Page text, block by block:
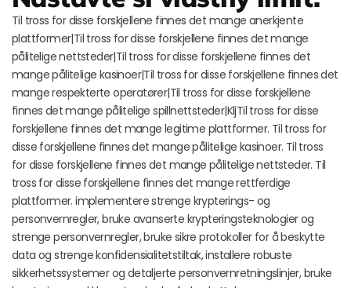
Til tross for disse forskjellene finnes det mange anerkjente
plattformer|Til tross for disse forskjellene finnes det mange
pålitelige nettsteder|Til tross for disse forskjellene finnes det
mange pålitelige kasinoer|Til tross for disse forskjellene finnes det
mange respekterte operatører|Til tross for disse forskjellene
finnes det mange pålitelige spillnettsteder|KljTil tross for disse
forskjellene finnes det mange legitime plattformer. Til tross for
disse forskjellene finnes det mange pålitelige kasinoer. Til tross
for disse forskjellene finnes det mange pålitelige nettsteder. Til
tross for disse forskjellene finnes det mange rettferdige
plattformer. implementere strenge krypterings- og
personvernregler, bruke avanserte krypteringsteknologier og
strenge personvernregler, bruke sikre protokoller for å beskytte
data og strenge konfidensialitetstiltak, installere robuste
sikkerhetssystemer og detaljerte personvernretningslinjer, bruke